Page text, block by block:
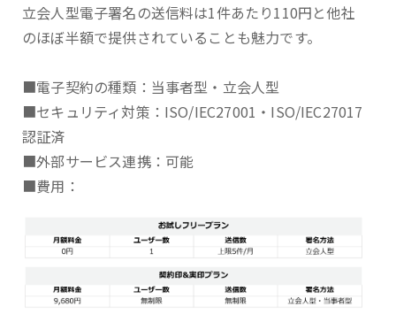
⽴会⼈型電⼦署名の送信料は1件あたり110円と他社
のほぼ半額で提供されていることも魅力です。
■電子契約の種類：当事者型・立会人型
■セキュリティ対策：ISO/IEC27001・ISO/IEC27017
認証済
■外部サービス連携：可能
■費用：